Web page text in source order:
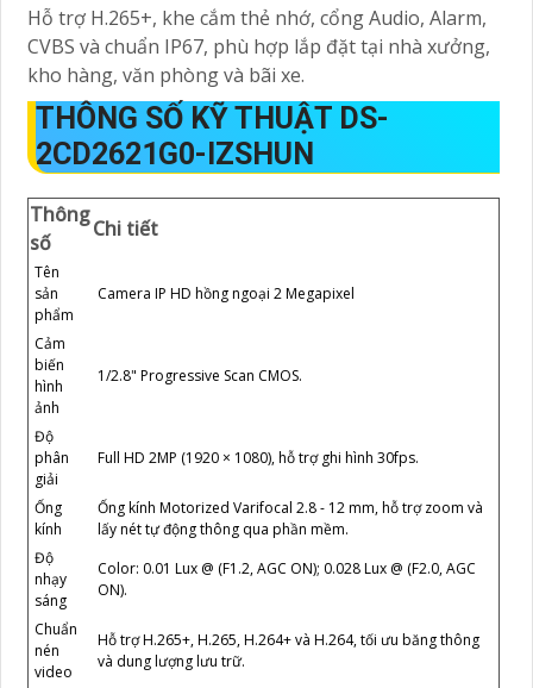
Hỗ trợ H.265+, khe cắm thẻ nhớ, cổng Audio, Alarm,
CVBS và chuẩn IP67, phù hợp lắp đặt tại nhà xưởng,
kho hàng, văn phòng và bãi xe.
THÔNG SỐ KỸ THUẬT DS-
2CD2621G0-IZSHUN
Thông
số
Chi tiết
Tên
sản
phẩm
Camera IP HD hồng ngoại 2 Megapixel
Cảm
biến
hình
ảnh
1/2.8" Progressive Scan CMOS.
Độ
phân
giải
Full HD 2MP (1920 × 1080), hỗ trợ ghi hình 30fps.
Ống
kính
Ống kính Motorized Varifocal 2.8 - 12 mm, hỗ trợ zoom và
lấy nét tự động thông qua phần mềm.
Độ
nhạy
sáng
Color: 0.01 Lux @ (F1.2, AGC ON); 0.028 Lux @ (F2.0, AGC
ON).
Chuẩn
nén
video
Hỗ trợ H.265+, H.265, H.264+ và H.264, tối ưu băng thông
và dung lượng lưu trữ.